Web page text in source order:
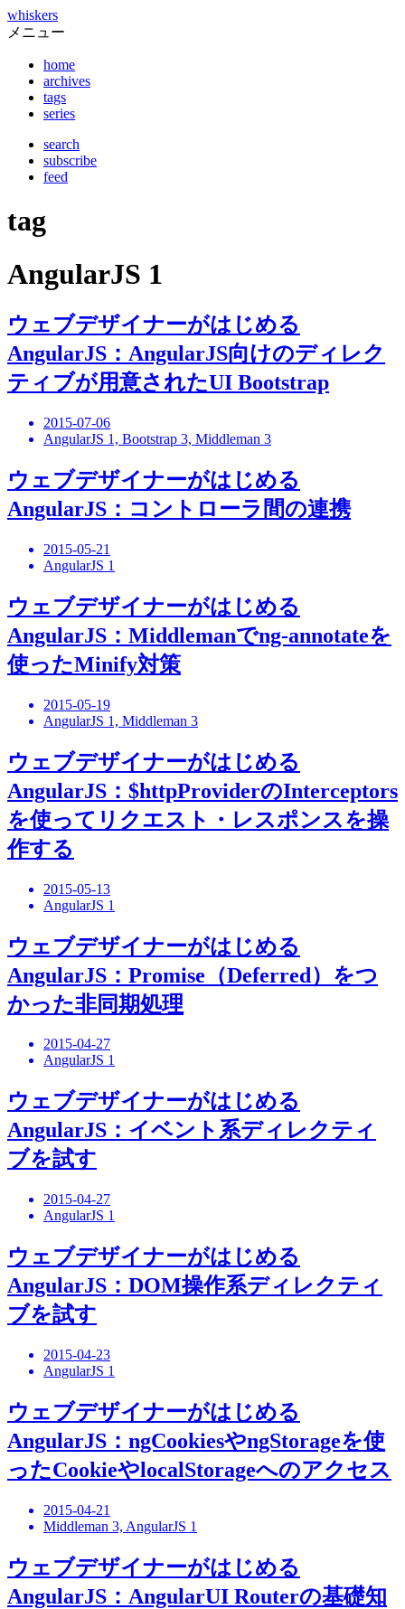
whiskers
メニュー
home
archives
tags
series
search
subscribe
feed
tag
AngularJS 1
ウェブデザイナーがはじめる
AngularJS：AngularJS向けのディレク
ティブが用意されたUI Bootstrap
2015-07-06
AngularJS 1, Bootstrap 3, Middleman 3
ウェブデザイナーがはじめる
AngularJS：コントローラ間の連携
2015-05-21
AngularJS 1
ウェブデザイナーがはじめる
AngularJS：Middlemanでng-annotateを
使ったMinify対策
2015-05-19
AngularJS 1, Middleman 3
ウェブデザイナーがはじめる
AngularJS：$httpProviderのInterceptors
を使ってリクエスト・レスポンスを操
作する
2015-05-13
AngularJS 1
ウェブデザイナーがはじめる
AngularJS：Promise（Deferred）をつ
かった非同期処理
2015-04-27
AngularJS 1
ウェブデザイナーがはじめる
AngularJS：イベント系ディレクティ
ブを試す
2015-04-27
AngularJS 1
ウェブデザイナーがはじめる
AngularJS：DOM操作系ディレクティ
ブを試す
2015-04-23
AngularJS 1
ウェブデザイナーがはじめる
AngularJS：ngCookiesやngStorageを使
ったCookieやlocalStorageへのアクセス
2015-04-21
Middleman 3, AngularJS 1
ウェブデザイナーがはじめる
AngularJS：AngularUI Routerの基礎知